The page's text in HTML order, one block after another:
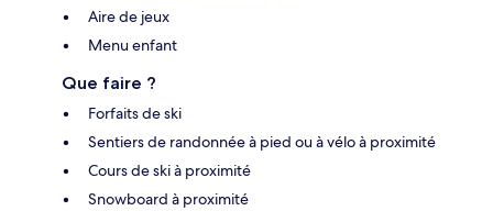
Aire de jeux
Menu enfant
Que faire ?
Forfaits de ski
Sentiers de randonnée à pied ou à vélo à proximité
Cours de ski à proximité
Snowboard à proximité